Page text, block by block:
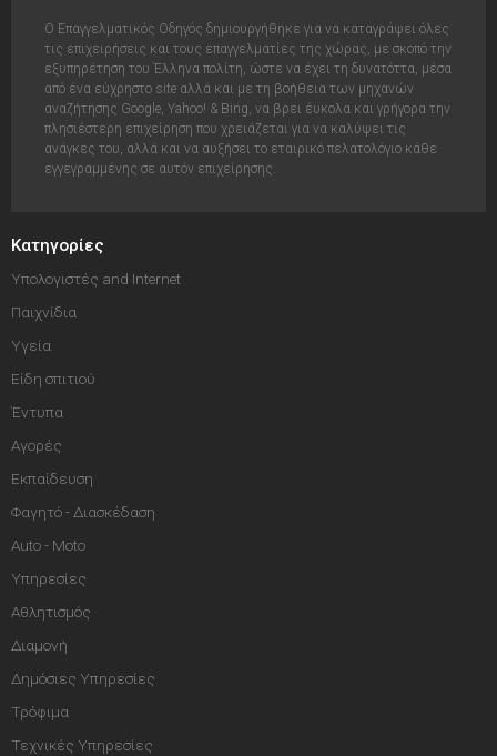
Ο Επαγγελματικός Οδηγός δημιουργήθηκε για να καταγράψει όλες
τις επιχειρήσεις και τους επαγγελματίες της χώρας, με σκοπό την
εξυπηρέτηση του Έλληνα πολίτη, ώστε να έχει τη δυνατόττα, μέσα
από ένα εύχρηστο site αλλά και με τη βοήθεια των μηχανών
αναζήτησης Google, Yahoo! & Bing, να βρει έυκολα και γρήγορα την
πλησιέστερη επιχείρηση που χρειάζεται για να καλύψει τις
ανάγκες του, αλλά και να αυξήσει το εταιρικό πελατολόγιο κάθε
εγγεγραμμένης σε αυτόν επιχείρησης.
Κατηγορίες
Υπολογιστές and Internet
Παιχνίδια
Υγεία
Είδη σπιτιού
Έντυπα
Αγορές
Εκπαίδευση
Φαγητό - Διασκέδαση
Auto - Moto
Υπηρεσίες
Αθλητισμός
Διαμονή
Δημόσιες Υπηρεσίες
Τρόφιμα
Τεχνικές Υπηρεσίες